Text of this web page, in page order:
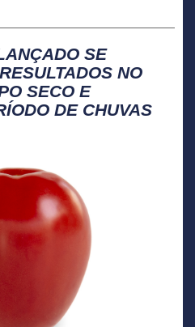
SE
NO
SECO E
DE CHUVAS